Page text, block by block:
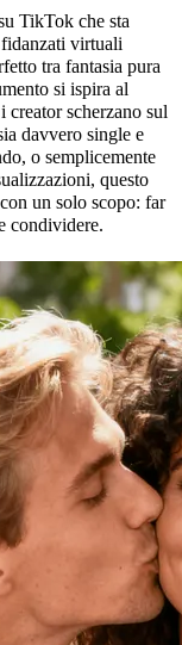
TikTok che sta
virtuali
tra fantasia pura
si ispira al
scherzano sul
davvero single e
o semplicemente
questo
un solo scopo: far
condividere.